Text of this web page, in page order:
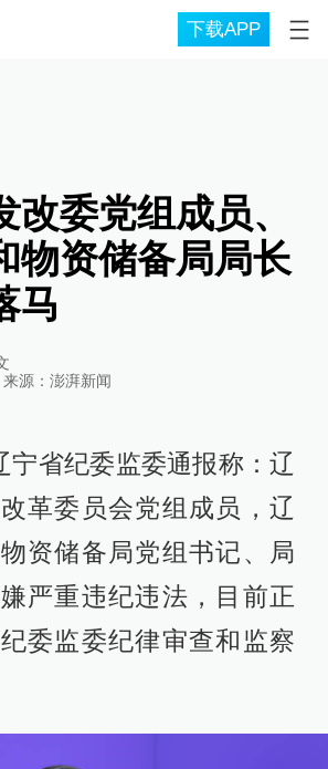
下载APP
改委党组成员、
物资储备局局长
马
来源： 澎湃新闻
宁省纪委监委通报称：辽
革委员会党组成员，辽
资储备局党组书记、局
严重违纪违法，目前正
委监委纪律审查和监察